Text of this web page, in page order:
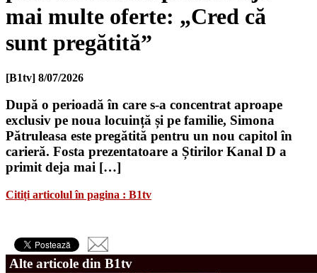
mai multe oferte: „Cred că
sunt pregătită”
[B1tv] 8/07/2026
După o perioadă în care s-a concentrat aproape
exclusiv pe noua locuință și pe familie, Simona
Pătruleasa este pregătită pentru un nou capitol în
carieră. Fosta prezentatoare a Știrilor Kanal D a
primit deja mai […]
Citiți articolul în pagina : B1tv
Alte articole din B1tv